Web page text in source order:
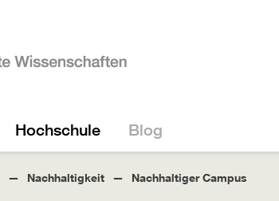
Hochschule Blog
Nachhaltigkeit Nachhaltiger Campus